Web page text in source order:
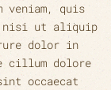
veniam, quis
nisi ut aliquip
dolor in
cillum dolore
occaecat